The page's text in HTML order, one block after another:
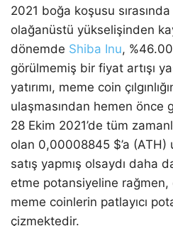
2021 boğa koşusu sırasında
olağanüstü yükselişinden
dönemde Shiba Inu,
görülmemiş bir fiyat artışı
yatırımı, meme coin
ulaşmasından hemen önce
28 Ekim 2021’de tüm
olan 0,00008845 $’a (ATH)
satış yapmış olsaydı daha
etme potansiyeline
meme coinlerin patlayıcı
çizmektedir.